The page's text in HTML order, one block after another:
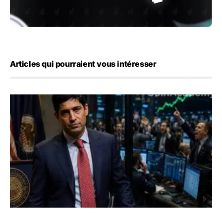
Articles qui pourraient vous intéresser
Emploi américain : 23 000 postes détruits en juillet, les